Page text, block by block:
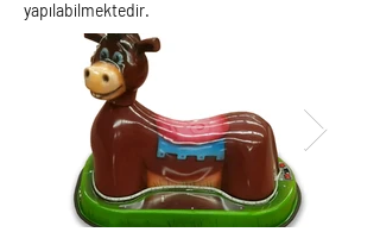
yapılabilmektedir.